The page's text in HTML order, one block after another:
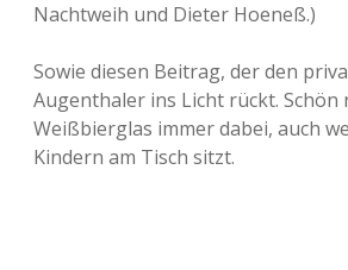
Nachtweih und Dieter Hoeneß.)
Sowie diesen Beitrag, der den
Augenthaler ins Licht rückt. Schön
Weißbierglas immer dabei, auch
Kindern am Tisch sitzt.